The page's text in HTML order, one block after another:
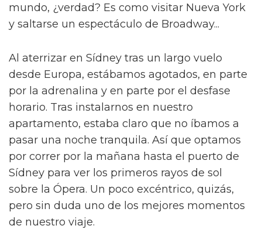
mundo, ¿verdad? Es como visitar Nueva York
y saltarse un espectáculo de Broadway...
Al aterrizar en Sídney tras un largo vuelo
desde Europa, estábamos agotados, en parte
por la adrenalina y en parte por el desfase
horario. Tras instalarnos en nuestro
apartamento, estaba claro que no íbamos a
pasar una noche tranquila. Así que optamos
por correr por la mañana hasta el puerto de
Sídney para ver los primeros rayos de sol
sobre la Ópera. Un poco excéntrico, quizás,
pero sin duda uno de los mejores momentos
de nuestro viaje.